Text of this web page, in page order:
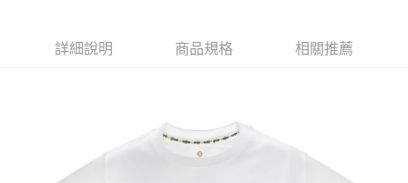
ATM付款
每筆NT$65，滿NT$1,300(含以上)免運費
付款後全家取貨
詳細說明 商品規格 相關推薦